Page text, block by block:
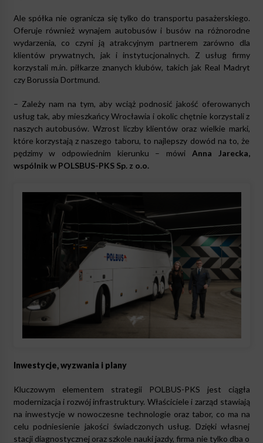
Ale spółka nie ogranicza się tylko do transportu pasażerskiego.
Oferuje również wynajem autobusów i busów na różnorodne
wydarzenia, co czyni ją atrakcyjnym partnerem zarówno dla
klientów prywatnych, jak i instytucjonalnych. Z usług firmy
korzystali m.in. piłkarze znanych klubów, takich jak Real Madryt
czy Borussia Dortmund.
– Zależy nam na tym, aby wciąż podnosić jakość oferowanych
usług tak, aby mieszkańcy Wrocławia i okolic chętnie korzystali z
naszych autobusów. Wzrost liczby klientów oraz wielkie marki,
które korzystają z naszego taboru, to najlepszy dowód na to, że
pędzimy w odpowiednim kierunku – mówi Anna Jarecka,
wspólnik w POLSBUS-PKS Sp. z o.o.
Inwestycje, wyzwania i plany
Kluczowym elementem strategii POLBUS-PKS jest ciągła
modernizacja i rozwój infrastruktury. Właściciele i zarząd stawiają
na inwestycje w nowoczesne technologie oraz tabor, co ma na
celu podniesienie jakości świadczonych usług. Dzięki własnej
stacji diagnostycznej oraz szkole nauki jazdy, firma nie tylko dba o